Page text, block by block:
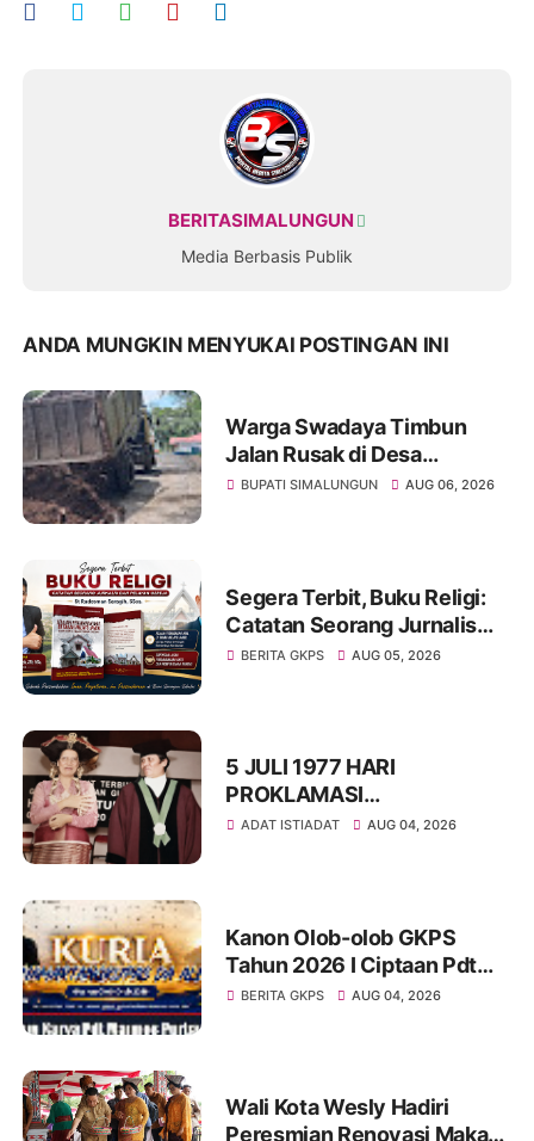
BERITASIMALUNGUN
Media Berbasis Publik
ANDA MUNGKIN MENYUKAI POSTINGAN INI
Warga Swadaya Timbun
Jalan Rusak di Desa
Sibangun Mariah, Harapkan
BUPATI SIMALUNGUN AUG 06, 2026
Segera Terbit, Buku Religi:
Catatan Seorang Jurnalis
dan Pelayan Gereja : St
BERITA GKPS AUG 05, 2026
5 JULI 1977 HARI
PROKLAMASI
KEMERDEKAAN BAHASA
ADAT ISTIADAT AUG 04, 2026
Kanon Olob-olob GKPS
Tahun 2026 I Ciptaan Pdt
Mannes Purba I Kuria
BERITA GKPS AUG 04, 2026
Wali Kota Wesly Hadiri
Peresmian Renovasi Makam